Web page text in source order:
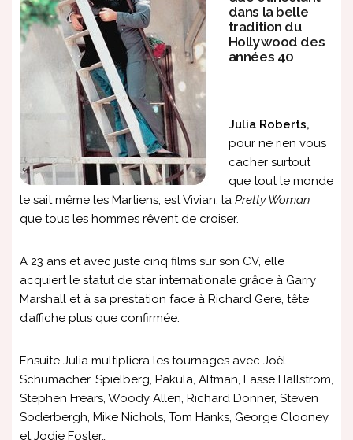
dans la belle
tradition du
Hollywood des
années 40
Julia Roberts,
pour ne rien vous
cacher surtout
que tout le monde
le sait même les Martiens, est Vivian, la Pretty Woman
que tous les hommes rêvent de croiser.
A 23 ans et avec juste cinq films sur son CV, elle
acquiert le statut de star internationale grâce à Garry
Marshall et à sa prestation face à Richard Gere, tête
d’affiche plus que confirmée.
Ensuite Julia multipliera les tournages avec Joël
Schumacher, Spielberg, Pakula, Altman, Lasse Hallström,
Stephen Frears, Woody Allen, Richard Donner, Steven
Soderbergh, Mike Nichols, Tom Hanks, George Clooney
et Jodie Foster…